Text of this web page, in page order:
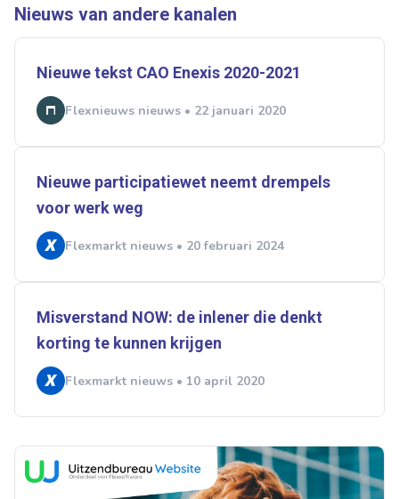
Nieuws van andere kanalen
Nieuwe tekst CAO Enexis 2020-2021
Flexnieuws nieuws • 22 januari 2020
Nieuwe participatiewet neemt drempels
voor werk weg
Flexmarkt nieuws • 20 februari 2024
Misverstand NOW: de inlener die denkt
korting te kunnen krijgen
Flexmarkt nieuws • 10 april 2020